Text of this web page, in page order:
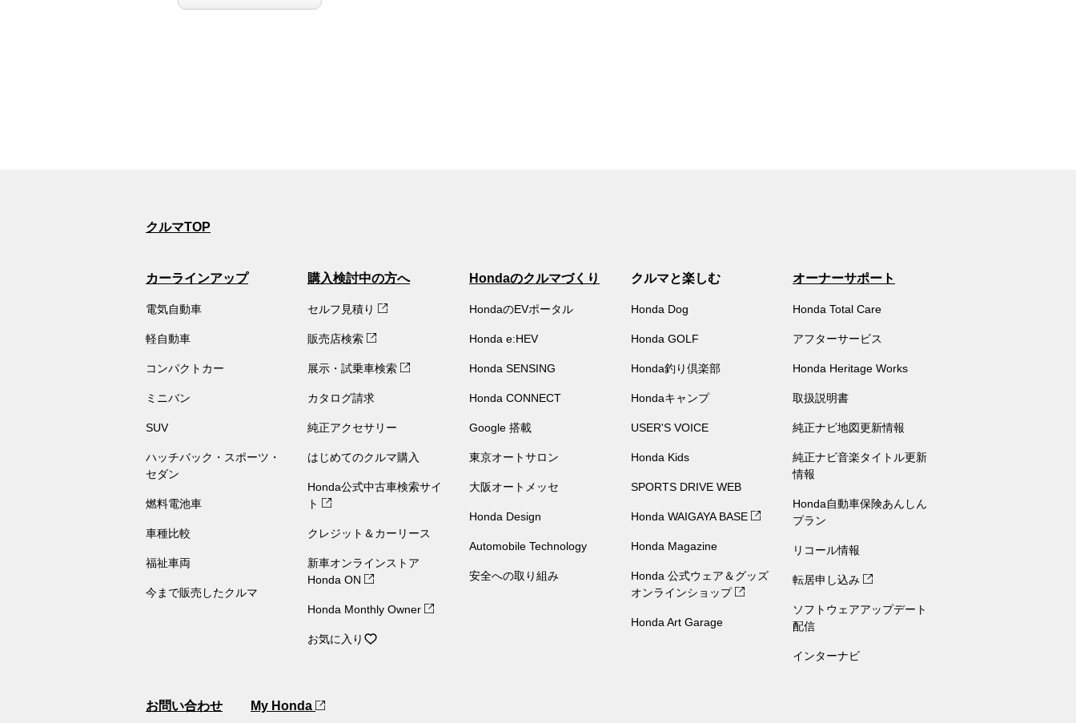
クルマTOP
カーラインアップ
電気自動車
軽自動車
コンパクトカー
ミニバン
SUV
ハッチバック・スポーツ・
セダン
燃料電池車
車種比較
福祉車両
今まで販売したクルマ
購入検討中の方へ
セルフ見積り
販売店検索
展示・試乗車検索
カタログ請求
純正アクセサリー
はじめてのクルマ購入
Honda公式中古車検索サイ
ト
クレジット＆カーリース
新車オンラインストア
Honda ON
Honda Monthly Owner
お気に入り
Hondaのクルマづくり
HondaのEVポータル
Honda e:HEV
Honda SENSING
Honda CONNECT
Google 搭載
東京オートサロン
大阪オートメッセ
Honda Design
Automobile Technology
安全への取り組み
クルマと楽しむ
Honda Dog
Honda GOLF
Honda釣り倶楽部
Hondaキャンプ
USER'S VOICE
Honda Kids
SPORTS DRIVE WEB
Honda WAIGAYA BASE
Honda Magazine
Honda 公式ウェア＆グッズ
オンラインショップ
Honda Art Garage
オーナーサポート
Honda Total Care
アフターサービス
Honda Heritage Works
取扱説明書
純正ナビ地図更新情報
純正ナビ音楽タイトル更新
情報
Honda自動車保険あんしん
プラン
リコール情報
転居申し込み
ソフトウェアアップデート
配信
インターナビ
お問い合わせ My Honda